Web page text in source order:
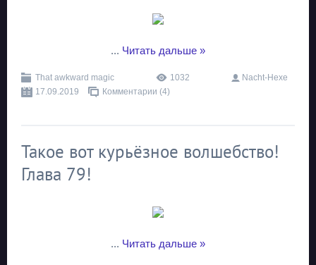
... Читать дальше »
That awkward magic 1032
Nacht-Hexe
17.09.2019
Комментарии (4)
Такое вот курьёзное волшебство!
Глава 79!
... Читать дальше »